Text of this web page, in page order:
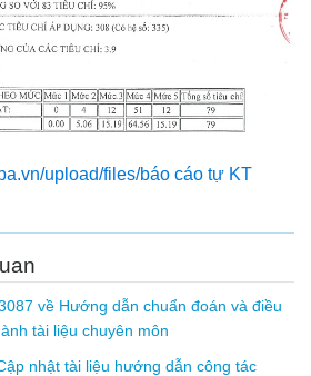
upload/files/báo cáo tự KT
về Hướng dẫn chuẩn đoán và điều
tài liệu chuyên môn
nhật tài liệu hướng dẫn công tác